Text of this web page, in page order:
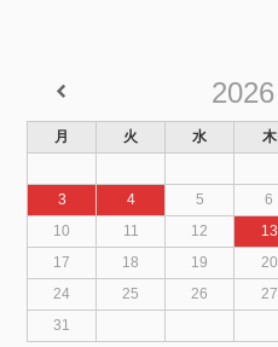
2026
月 火 水 木
3
4 5 6
10
11 12 13
17
18 19 20
24
25 26 27
31